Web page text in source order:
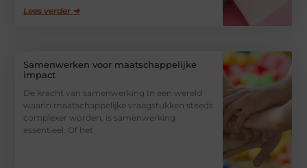
Lees verder ➜
Samenwerken voor maatschappelijke
impact
De kracht van samenwerking In een wereld
waarin maatschappelijke vraagstukken steeds
complexer worden, is samenwerking
essentieel. Of het